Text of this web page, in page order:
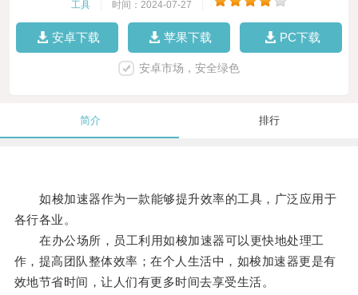
工具 时间：2024-07-27
安卓下载 苹果下载 PC下载
安卓市场，安全绿色
简介 排行
如梭加速器作为一款能够提升效率的工具，广泛应用于
各行各业。
在办公场所，员工利用如梭加速器可以更快地处理工
作，提高团队整体效率；在个人生活中，如梭加速器更是有
效地节省时间，让人们有更多时间去享受生活。